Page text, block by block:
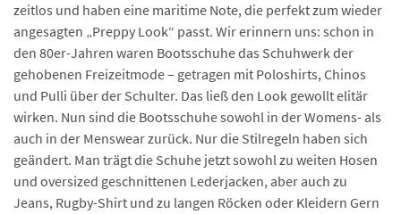
zeitlos und haben eine maritime Note, die perfekt zum wieder
angesagten „Preppy Look“ passt. Wir erinnern uns: schon in
den 80er-Jahren waren Bootsschuhe das Schuhwerk der
gehobenen Freizeitmode – getragen mit Poloshirts, Chinos
und Pulli über der Schulter. Das ließ den Look gewollt elitär
wirken. Nun sind die Bootsschuhe sowohl in der Womens- als
auch in der Menswear zurück. Nur die Stilregeln haben sich
geändert. Man trägt die Schuhe jetzt sowohl zu weiten Hosen
und oversized geschnittenen Lederjacken, aber auch zu
Jeans, Rugby-Shirt und zu langen Röcken oder Kleidern Gern